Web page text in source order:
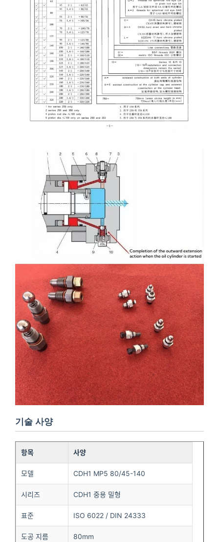
기술 사양
항목 사양
모델 CDH1 MP5 80/45-140
시리즈 CDH1 중용 밀형
표준 ISO 6022 / DIN 24333
도공 지름 80mm